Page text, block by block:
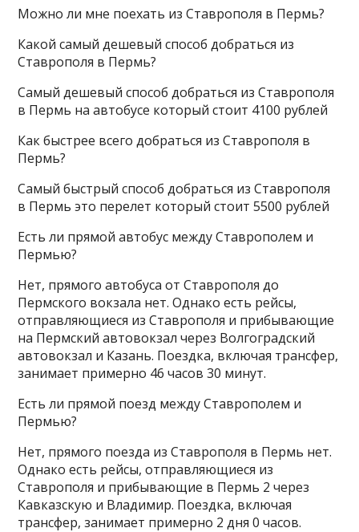
Можно ли мне поехать из Ставрополя в Пермь?
Какой самый дешевый способ добраться из
Ставрополя в Пермь?
Самый дешевый способ добраться из Ставрополя
в Пермь на автобусе который стоит 4100 рублей
Как быстрее всего добраться из Ставрополя в
Пермь?
Самый быстрый способ добраться из Ставрополя
в Пермь это перелет который стоит 5500 рублей
Есть ли прямой автобус между Ставрополем и
Пермью?
Нет, прямого автобуса от Ставрополя до
Пермского вокзала нет. Однако есть рейсы,
отправляющиеся из Ставрополя и прибывающие
на Пермский автовокзал через Волгоградский
автовокзал и Казань. Поездка, включая трансфер,
занимает примерно 46 часов 30 минут.
Есть ли прямой поезд между Ставрополем и
Пермью?
Нет, прямого поезда из Ставрополя в Пермь нет.
Однако есть рейсы, отправляющиеся из
Ставрополя и прибывающие в Пермь 2 через
Кавказскую и Владимир. Поездка, включая
трансфер, занимает примерно 2 дня 0 часов.